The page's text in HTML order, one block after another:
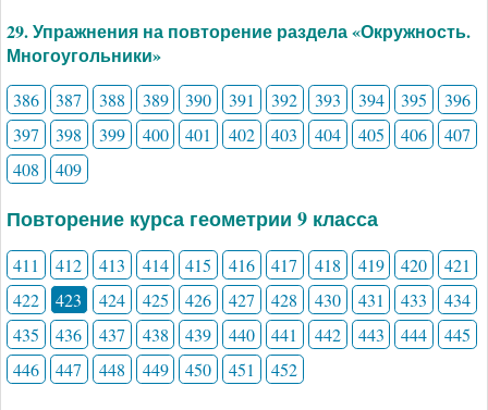
29. Упражнения на повторение раздела «Окружность.
Многоугольники»
386 387 388 389 390 391 392 393 394 395
396
397
398 399 400 401 402 403 404 405 406
407
408
409
Повторение курса геометрии 9 класса
411 412 413 414 415 416 417 418 419 420
421
422
423 424 425 426 427 428 430 431 433
434
435
436 437 438 439 440 441 442 443 444
445
446
447 448 449 450 451 452